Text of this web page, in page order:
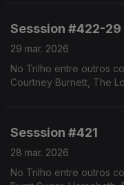
Sesssion #422-
29 mar. 2026
No Trilho entre outros
Courtney Burnett, The
Sesssion #421
28 mar. 2026
No Trilho entre outros